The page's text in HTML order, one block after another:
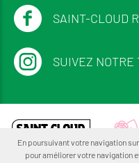
SAINT-CLOUD
SUIVEZ
En poursuivant votre navigation
pour améliorer votre navigation